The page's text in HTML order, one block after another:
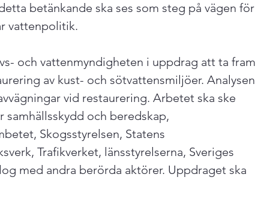
betänkande ska ses som steg på vägen för
vattenpolitik.
och vattenmyndigheten i uppdrag att ta fram
av kust- och sötvattensmiljöer. Analysen
vid restaurering. Arbetet ska ske
och beredskap,
Skogsstyrelsen, Statens
Trafikverket, länsstyrelserna, Sveriges
med andra berörda aktörer. Uppdraget ska